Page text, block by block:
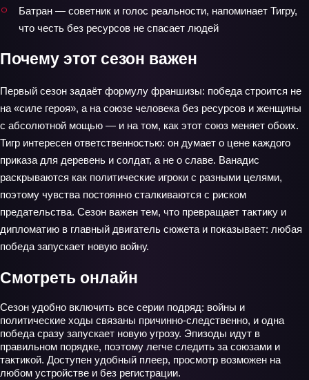
Батран — советник и голос реальности, напоминает Тигру,
что честь без ресурсов не спасает людей
Почему этот сезон важен
Первый сезон задаёт формулу франшизы: победа строится не
на «силе героя», а на союзе человека без ресурсов и женщины
с абсолютной мощью — и на том, как этот союз меняет обоих.
Тигр интересен ответственностью: он думает о цене каждого
приказа для деревень и солдат, а не о славе. Ванадис
раскрываются как политические игроки с разными целями,
поэтому чувства постоянно сталкиваются с риском
предательства. Сезон важен тем, что превращает тактику и
дипломатию в главный двигатель сюжета и показывает: любая
победа запускает новую войну.
Смотреть онлайн
Сезон удобно включить все серии подряд: войны и
политические ходы связаны причинно‑следственно, и одна
победа сразу запускает новую угрозу. Эпизоды идут в
правильном порядке, поэтому легче следить за союзами и
тактикой. Доступен удобный плеер, просмотр возможен на
любом устройстве и без регистрации.